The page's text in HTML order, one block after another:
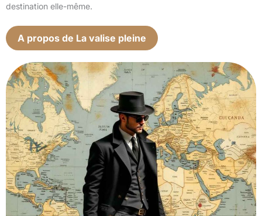
destination elle-même.
A propos de La valise pleine